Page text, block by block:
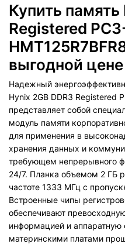
Купить память
Registered
выгодной
Надежный
Hynix 2GB DDR3 Registered
представляет собой
модуль памяти
для применения в
хранения данных и
требующем непрерывного
24/7. Планка объемом 2 ГБ
частоте 1333 МГц с
Встроенные чипы
обеспечивают
информацией и
материнскими платами